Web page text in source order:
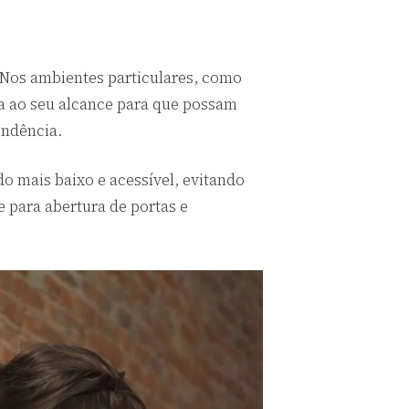
ambientes particulares, como
seu alcance para que possam
mais baixo e acessível, evitando
para abertura de portas e